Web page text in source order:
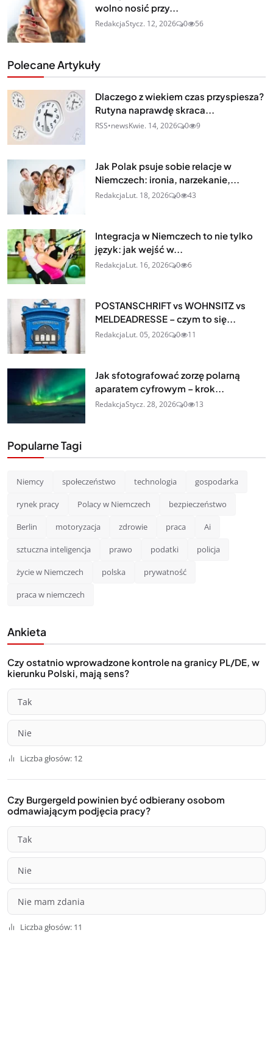
wolno nosić przy...
RedakcjaStycz. 12, 2026 0 56
Polecane Artykuły
Dlaczego z wiekiem czas przyspiesza?
Rutyna naprawdę skraca...
RSS•newsKwie. 14, 2026 0 9
Jak Polak psuje sobie relacje w
Niemczech: ironia, narzekanie,...
RedakcjaLut. 18, 2026 0 43
Integracja w Niemczech to nie tylko
język: jak wejść w...
RedakcjaLut. 16, 2026 0 6
POSTANSCHRIFT vs WOHNSITZ vs
MELDEADRESSE – czym to się...
RedakcjaLut. 05, 2026 0 11
Jak sfotografować zorzę polarną
aparatem cyfrowym – krok...
RedakcjaStycz. 28, 2026 0 13
Popularne Tagi
Niemcy społeczeństwo technologia gospodarka
rynek pracy Polacy w Niemczech bezpieczeństwo
Berlin motoryzacja zdrowie praca Ai
sztuczna inteligencja prawo podatki policja
życie w Niemczech polska prywatność
praca w niemczech
Ankieta
Czy ostatnio wprowadzone kontrole na granicy PL/DE, w
kierunku Polski, mają sens?
Tak
Nie
Liczba głosów: 12
Czy Burgergeld powinien być odbierany osobom
odmawiającym podjęcia pracy?
Tak
Nie
Nie mam zdania
Liczba głosów: 11